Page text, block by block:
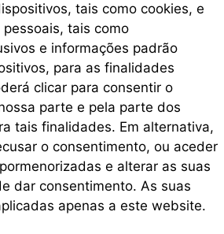
tais como cookies, e
tais como
e informações padrão
para as finalidades
clicar para consentir o
parte e pela parte dos
tais finalidades. Em alternativa,
o consentimento, ou aceder
e alterar as suas
dar consentimento. As suas
apenas a este website.